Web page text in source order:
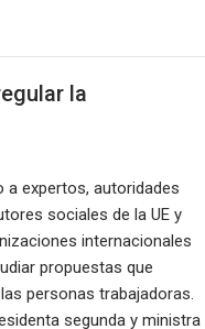
la
a expertos, autoridades
sociales de la UE y
internacionales
propuestas que
personas trabajadoras.
segunda y ministra